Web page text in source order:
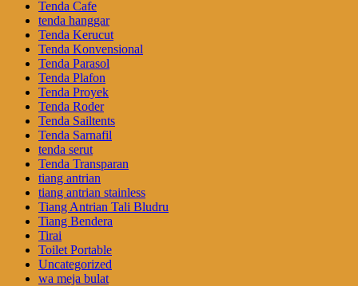
Tenda Cafe
tenda hanggar
Tenda Kerucut
Tenda Konvensional
Tenda Parasol
Tenda Plafon
Tenda Proyek
Tenda Roder
Tenda Sailtents
Tenda Sarnafil
tenda serut
Tenda Transparan
tiang antrian
tiang antrian stainless
Tiang Antrian Tali Bludru
Tiang Bendera
Tirai
Toilet Portable
Uncategorized
wa meja bulat